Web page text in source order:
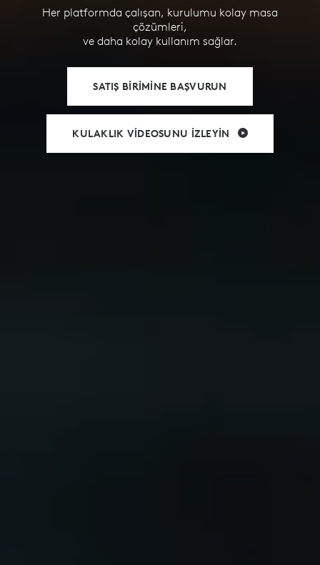
Her platformda çalışan, kurulumu kolay masa
çözümleri,
ve daha kolay kullanım sağlar.
SATIŞ BIRIMINE BAŞVURUN
KULAKLIK VIDEOSUNU İZLEYIN